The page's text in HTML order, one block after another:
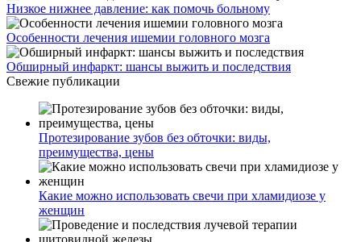
Низкое нижнее давление: как помочь больному
Особенности лечения ишемии головного мозга
Обширный инфаркт: шансы выжить и последствия
Свежие публикации
Протезирование зубов без обточки: виды,
преимущества, цены
Какие можно использовать свечи при хламидиозе у
женщин